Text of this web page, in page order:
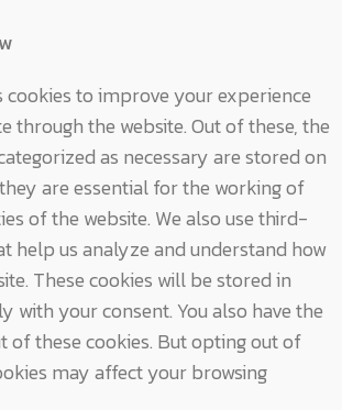
cookies to improve your experience
through the website. Out of these, the
as necessary are stored on
are essential for the working of
of the website. We also use third-
help us analyze and understand how
These cookies will be stored in
with your consent. You also have the
these cookies. But opting out of
may affect your browsing